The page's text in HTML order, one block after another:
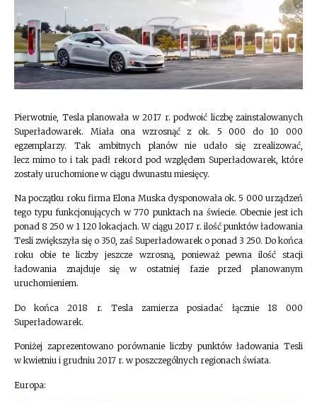
Pierwotnie, Tesla planowała w 2017 r. podwoić liczbę zainstalowanych
Superładowarek. Miała ona wzrosnąć z ok. 5 000 do 10 000
egzemplarzy. Tak ambitnych planów nie udało się zrealizować,
lecz mimo to i tak padł rekord pod względem Superładowarek, które
zostały uruchomione w ciągu dwunastu miesięcy.
Na początku roku firma Elona Muska dysponowała ok. 5 000 urządzeń
tego typu funkcjonujących w 770 punktach na świecie. Obecnie jest ich
ponad 8 250 w 1 120 lokacjach. W ciągu 2017 r. ilość punktów ładowania
Tesli zwiększyła się o 350, zaś Superładowarek o ponad 3 250. Do końca
roku obie te liczby jeszcze wzrosną, ponieważ pewna ilość stacji
ładowania znajduje się w ostatniej fazie przed planowanym
uruchomieniem.
Do końca 2018 r. Tesla zamierza posiadać łącznie 18 000
Superładowarek.
Poniżej zaprezentowano porównanie liczby punktów ładowania Tesli
w kwietniu i grudniu 2017 r. w poszczególnych regionach świata.
Europa: